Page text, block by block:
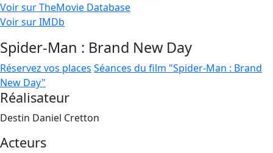
Voir sur TheMovie Database
Voir sur IMDb
Spider-Man : Brand New Day
Réservez vos places Séances du film "Spider-Man : Brand
New Day"
Réalisateur
Destin Daniel Cretton
Acteurs